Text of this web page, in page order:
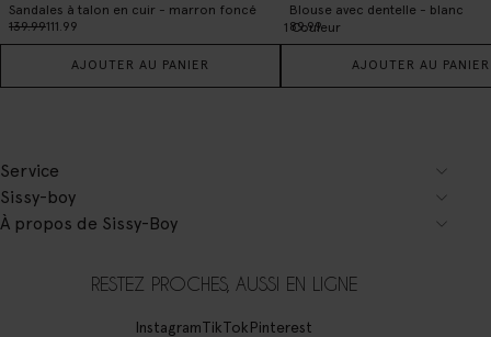
Sandales à talon en cuir - marron foncé
139.99111.99
AJOUTER AU PANIER
Blouse avec dentelle - blanc
89.99
1 Couleur
AJOUTER AU PANIER
Service
Sissy-boy
À propos de Sissy-Boy
RESTEZ PROCHES, AUSSI EN LIGNE
InstagramTikTokPinterest